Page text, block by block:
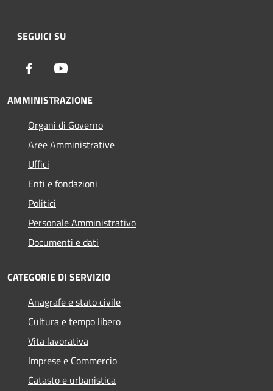
SEGUICI SU
Facebook
AMMINISTRAZIONE
Organi di Governo
Aree Amministrative
Uffici
Enti e fondazioni
Politici
Personale Amministrativo
Documenti e dati
CATEGORIE DI SERVIZIO
Anagrafe e stato civile
Cultura e tempo libero
Vita lavorativa
Imprese e Commercio
Catasto e urbanistica